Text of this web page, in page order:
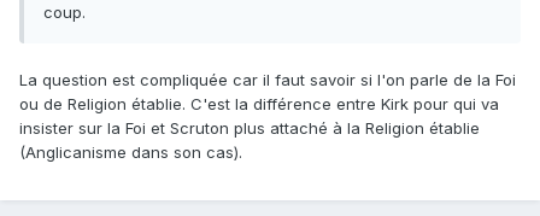
coup.
La question est compliquée car il faut savoir si l'on parle de la Foi
ou de Religion établie. C'est la différence entre Kirk pour qui va
insister sur la Foi et Scruton plus attaché à la Religion établie
(Anglicanisme dans son cas).